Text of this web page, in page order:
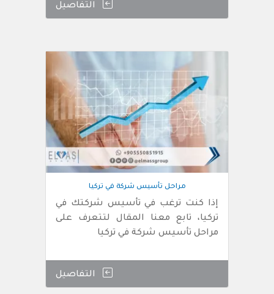
التفاصيل
مراحل تأسيس شركة في تركيا
إذا كنت ترغب في تأسيس شركتك في
تركيا، تابع معنا المقال لتتعرف على
مراحل تأسيس شركة في تركيا
التفاصيل